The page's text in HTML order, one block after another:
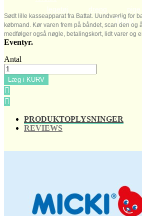
Tilbud
Sødt lille kasseapparat fra Battat. Uundværlig for
købmand. Kør varen frem på båndet, scan den og
medfølger også nøgle, betalingskort, lidt varer og
Eventyr.
Antal
Læg i KURV


PRODUKTOPLYSNINGER
REVIEWS